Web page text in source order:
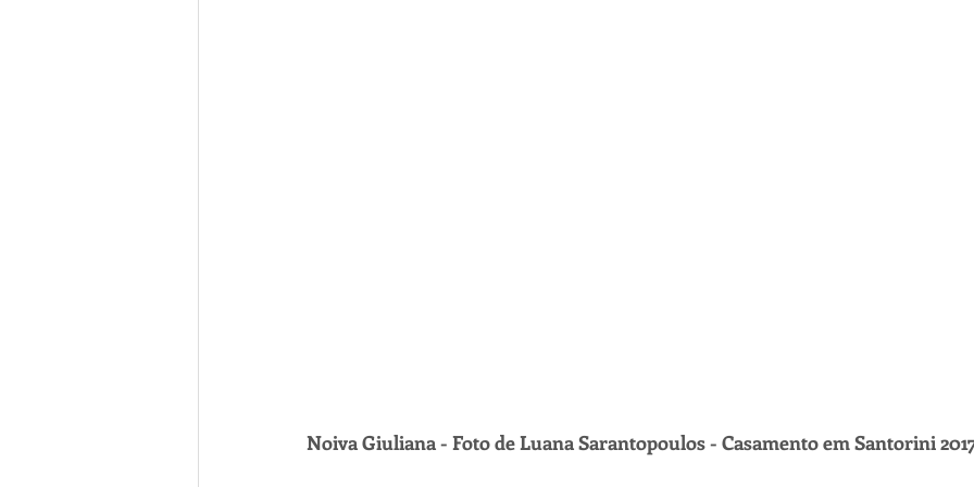
Noiva Giuliana - Foto de Luana Sarantopoulos - Casamento em Santorini